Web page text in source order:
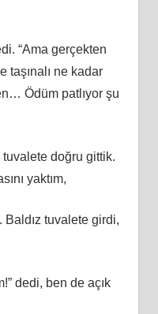
“Ama gerçekten
ne kadar
Ödüm patlıyor şu
tuvalete doğru gittik.
yaktım,
Baldız tuvalete girdi,
dedi, ben de açık